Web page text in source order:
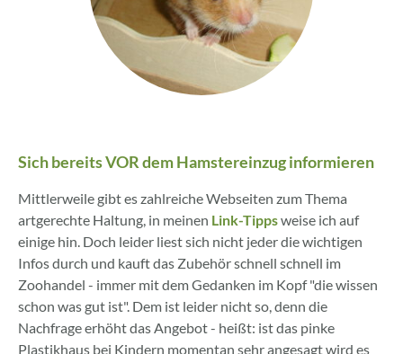
Sich bereits VOR dem Hamstereinzug informieren
Mittlerweile gibt es zahlreiche Webseiten zum Thema
artgerechte Haltung, in meinen Link-Tippsweise ich auf
einige hin. Doch leider liest sich nicht jeder die wichtigen
Infos durch und kauft das Zubehör schnell schnell im
Zoohandel - immer mit dem Gedanken im Kopf "die wissen
schon was gut ist". Dem ist leider nicht so, denn die
Nachfrage erhöht das Angebot - heißt: ist das pinke
Plastikhaus bei Kindern momentan sehr angesagt wird es